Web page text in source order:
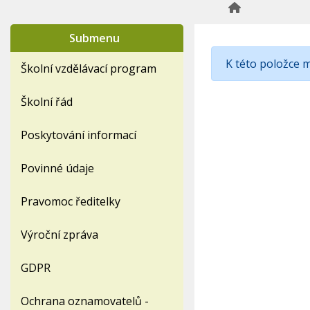
K této položce
Submenu
Školní vzdělávací program
Školní řád
Poskytování informací
Povinné údaje
Pravomoc ředitelky
Výroční zpráva
GDPR
Ochrana oznamovatelů -